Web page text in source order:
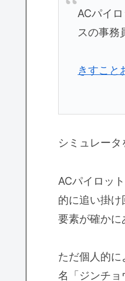
ACパイ
スの事務
きすこと
シミュレー
ACパイロッ
的に追い掛
要素が確かに
ただ個人的
名「ジンチョ